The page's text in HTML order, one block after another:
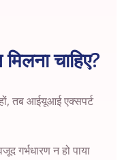
चाहिए?
तब आईयूआई एक्सपर्ट
गर्भधारण न हो पाया